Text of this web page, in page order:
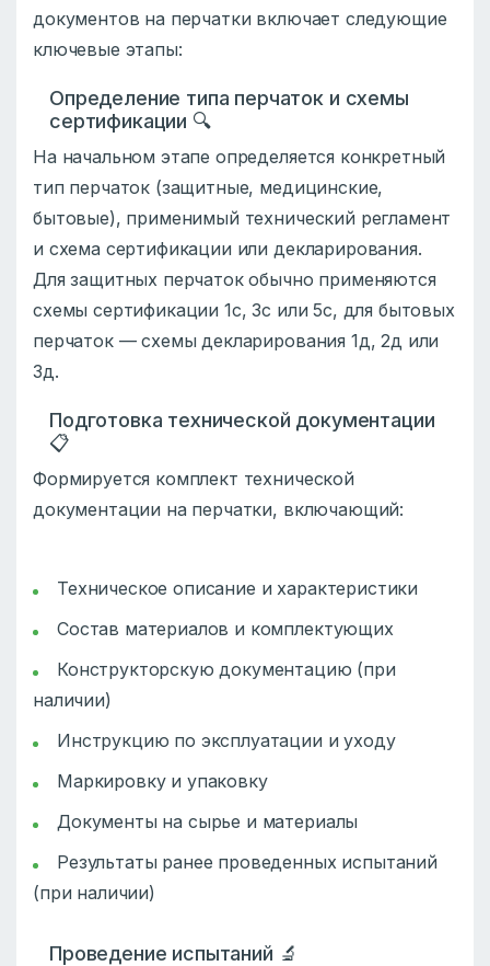
документов на перчатки включает следующие
ключевые этапы:
Определение типа перчаток и схемы
сертификации 🔍
На начальном этапе определяется конкретный
тип перчаток (защитные, медицинские,
бытовые), применимый технический регламент
и схема сертификации или декларирования.
Для защитных перчаток обычно применяются
схемы сертификации 1с, 3с или 5с, для бытовых
перчаток — схемы декларирования 1д, 2д или
3д.
Подготовка технической документации
📋
Формируется комплект технической
документации на перчатки, включающий:
Техническое описание и характеристики
Состав материалов и комплектующих
Конструкторскую документацию (при
наличии)
Инструкцию по эксплуатации и уходу
Маркировку и упаковку
Документы на сырье и материалы
Результаты ранее проведенных испытаний
(при наличии)
Проведение испытаний 🔬